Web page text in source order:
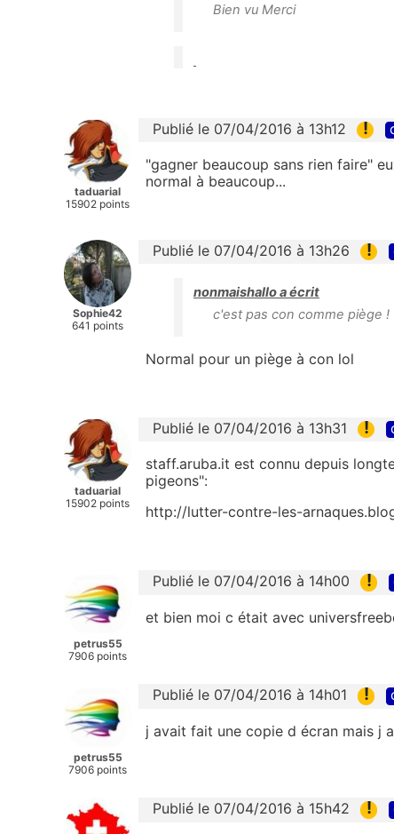
Bien vu Merci
taduarial
15902 points
Publié le 07/04/2016 à 13h12 !
"gagner beaucoup sans rien faire"
normal à beaucoup...
Sophie42
641 points
Publié le 07/04/2016 à 13h26 !
nonmaishallo a écrit
c'est pas con comme piège !
Normal pour un piège à con lol
taduarial
15902 points
Publié le 07/04/2016 à 13h31 !
staff.aruba.it est connu depuis
pigeons":
http://lutter-contre-les-
petrus55
7906 points
Publié le 07/04/2016 à 14h00 !
et bien moi c était avec
petrus55
7906 points
Publié le 07/04/2016 à 14h01 !
j avait fait une copie d écran mais j
Publié le 07/04/2016 à 15h42 !